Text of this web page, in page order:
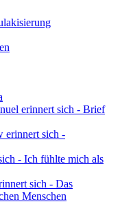
erinnert sich - Brief
erinnert sich -
- Ich fühlte mich als
sich - Das
Menschen